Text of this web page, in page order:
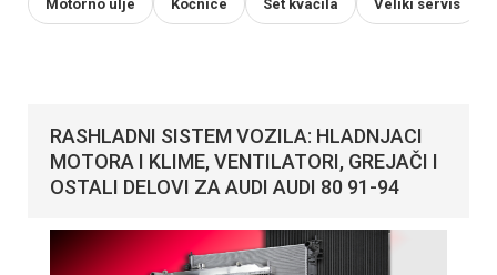
Motorno ulje Kočnice Set kvačila Veliki servis
RASHLADNI SISTEM VOZILA: HLADNJACI
MOTORA I KLIME, VENTILATORI, GREJAČI I
OSTALI DELOVI ZA AUDI AUDI 80 91-94